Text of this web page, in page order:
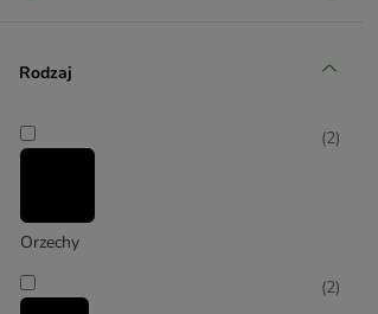
Rodzaj
Orzechy
(2)
(2)